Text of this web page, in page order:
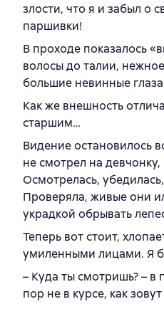
злости, что я и забыл о
паршивки!
В проходе показалось
волосы до талии,
большие невинные
Как же внешность
старшим…
Видение остановилось
не смотрел на
Осмотрелась,
Проверяла, живые они
украдкой обрывать
Теперь вот стоит,
умиленными лицами. Я
– Куда ты смотришь? – в
пор не в курсе, как